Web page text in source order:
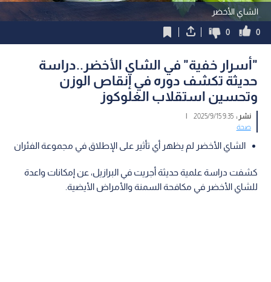
الشاي الأخضر
0
0
"أسرار خفية" في الشاي الأخضر..دراسة
حديثة تكشف دوره في إنقاص الوزن
وتحسين استقلاب الغلوكوز
نشر :9:35 2025/9/15
|
صحة
الشاي الأخضر لم يظهر أي تأثير على الإطلاق في مجموعة الفئران
كشفت دراسة علمية حديثة أجريت في البرازيل، عن إمكانات واعدة
للشاي الأخضر في مكافحة السمنة والأمراض الأيضية.